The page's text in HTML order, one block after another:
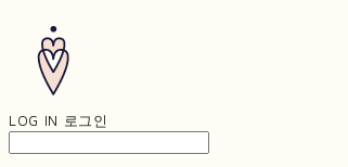
LOG IN 로그인